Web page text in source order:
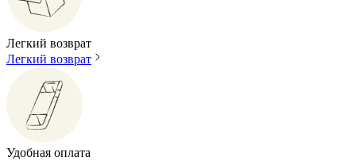
Легкий возврат
Легкий возврат
Удобная оплата